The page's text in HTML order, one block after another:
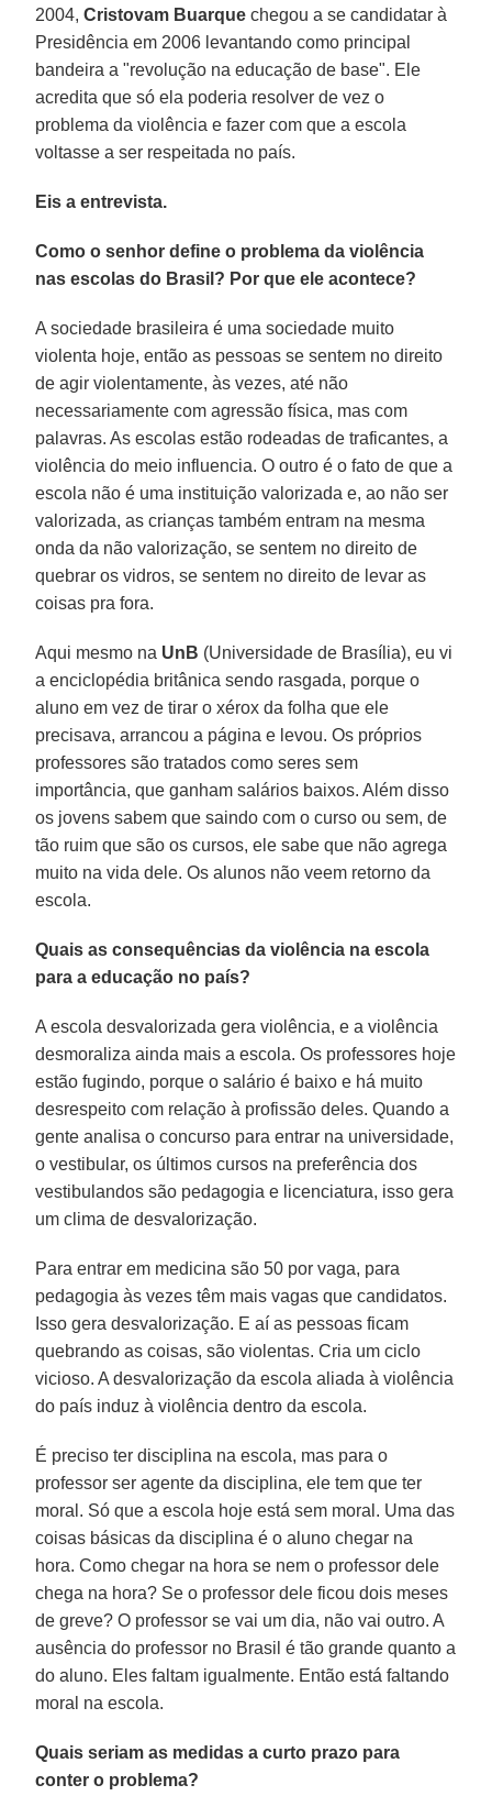
2004,Cristovam Buarque chegou a se candidatar à
Presidência em 2006 levantando como principal
bandeira a "revolução na educação de base". Ele
acredita que só ela poderia resolver de vez o
problema da violência e fazer com que a escola
voltasse a ser respeitada no país.
Eis a entrevista.
Como o senhor define o problema da violência
nas escolas do Brasil? Por que ele acontece?
A sociedade brasileira é uma sociedade muito
violenta hoje, então as pessoas se sentem no direito
de agir violentamente, às vezes, até não
necessariamente com agressão física, mas com
palavras. As escolas estão rodeadas de traficantes, a
violência do meio influencia. O outro é o fato de que a
escola não é uma instituição valorizada e, ao não ser
valorizada, as crianças também entram na mesma
onda da não valorização, se sentem no direito de
quebrar os vidros, se sentem no direito de levar as
coisas pra fora.
Aqui mesmo na UnB (Universidade de Brasília), eu vi
a enciclopédia britânica sendo rasgada, porque o
aluno em vez de tirar o xérox da folha que ele
precisava, arrancou a página e levou. Os próprios
professores são tratados como seres sem
importância, que ganham salários baixos. Além disso
os jovens sabem que saindo com o curso ou sem, de
tão ruim que são os cursos, ele sabe que não agrega
muito na vida dele. Os alunos não veem retorno da
escola.
Quais as consequências da violência na escola
para a educação no país?
A escola desvalorizada gera violência, e a violência
desmoraliza ainda mais a escola. Os professores hoje
estão fugindo, porque o salário é baixo e há muito
desrespeito com relação à profissão deles. Quando a
gente analisa o concurso para entrar na universidade,
o vestibular, os últimos cursos na preferência dos
vestibulandos são pedagogia e licenciatura, isso gera
um clima de desvalorização.
Para entrar em medicina são 50 por vaga, para
pedagogia às vezes têm mais vagas que candidatos.
Isso gera desvalorização. E aí as pessoas ficam
quebrando as coisas, são violentas. Cria um ciclo
vicioso. A desvalorização da escola aliada à violência
do país induz à violência dentro da escola.
É preciso ter disciplina na escola, mas para o
professor ser agente da disciplina, ele tem que ter
moral. Só que a escola hoje está sem moral. Uma das
coisas básicas da disciplina é o aluno chegar na
hora. Como chegar na hora se nem o professor dele
chega na hora? Se o professor dele ficou dois meses
de greve? O professor se vai um dia, não vai outro. A
ausência do professor no Brasil é tão grande quanto a
do aluno. Eles faltam igualmente. Então está faltando
moral na escola.
Quais seriam as medidas a curto prazo para
conter o problema?